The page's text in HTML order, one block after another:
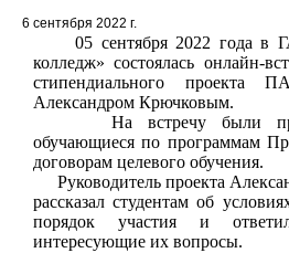
6 сентября 2022 г.
05 сентября 2022 года в
колледж» состоялась онлайн-
стипендиального проекта
Александром Крючковым.
На встречу были
обучающиеся по программам
договорам целевого обучения.
Руководитель проекта
рассказал студентам об
порядок участия и
интересующие их вопросы.